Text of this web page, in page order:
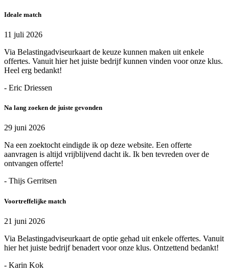
Ideale match
11 juli 2026
Via Belastingadviseurkaart de keuze kunnen maken uit enkele
offertes. Vanuit hier het juiste bedrijf kunnen vinden voor onze klus.
Heel erg bedankt!
- Eric Driessen
Na lang zoeken de juiste gevonden
29 juni 2026
Na een zoektocht eindigde ik op deze website. Een offerte
aanvragen is altijd vrijblijvend dacht ik. Ik ben tevreden over de
ontvangen offerte!
- Thijs Gerritsen
Voortreffelijke match
21 juni 2026
Via Belastingadviseurkaart de optie gehad uit enkele offertes. Vanuit
hier het juiste bedrijf benadert voor onze klus. Ontzettend bedankt!
- Karin Kok